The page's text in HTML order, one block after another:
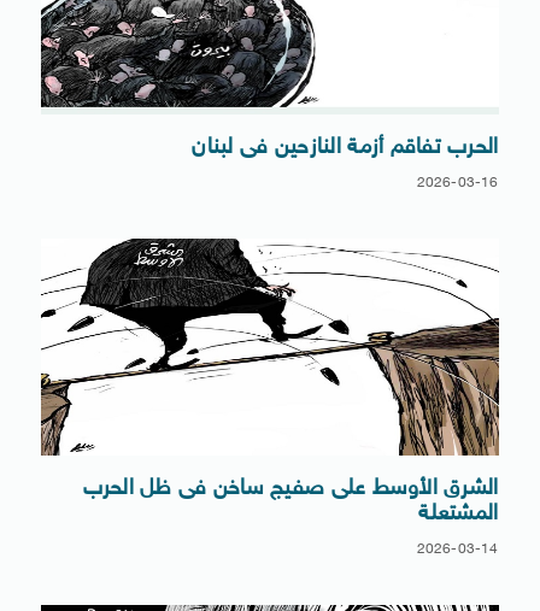
الحرب تفاقم أزمة النازحين فى لبنان
2026-03-16
الشرق الأوسط على صفيج ساخن فى ظل الحرب
المشتعلة
2026-03-14